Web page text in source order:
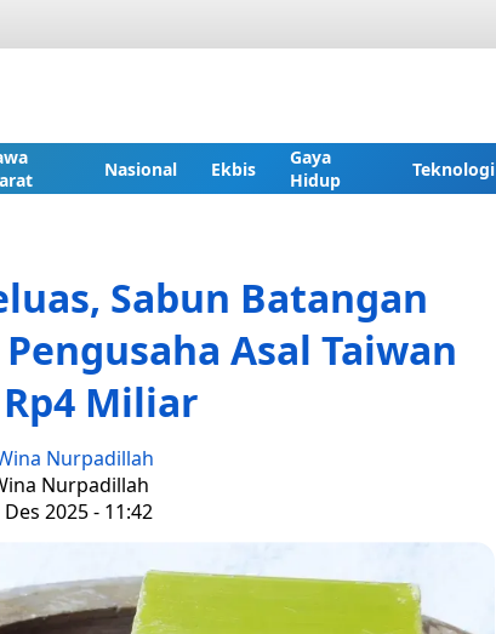
Nasional Ekbis
Gaya
Hidup
Teknologi
Sabun Batangan
Asal Taiwan
Miliar
Nurpadillah
Nurpadillah
2025 - 11:42